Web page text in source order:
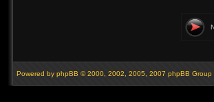
Powered by phpBB © 2000, 2002, 2005, 2007 phpBB Group